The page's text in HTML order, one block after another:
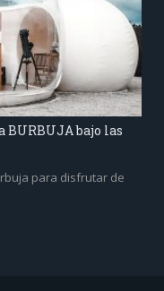
bajo las
para disfrutar de